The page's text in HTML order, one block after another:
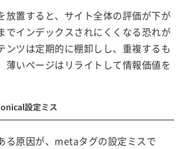
放置すると、サイト全体の評価が下が
でインデックスされにくくなる恐れが
ンツは定期的に棚卸しし、重複するも
薄いページはリライトして情報価値を
設定ミス
る原因が、metaタグの設定ミスで